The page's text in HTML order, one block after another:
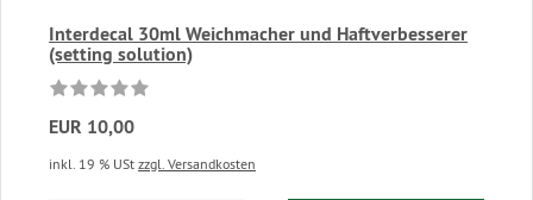
Interdecal 30ml Weichmacher und Haftverbesserer
(setting solution)
EUR 10,00
inkl. 19 % USt zzgl. Versandkosten